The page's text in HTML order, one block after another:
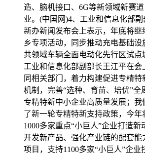
造、脑机接口、6G等新领域新赛
业。(中国网)4、工业和信息化部副
新办新闻发布会上表示，年底将继
乡专项活动，同步推动充电基础
共领域车辆全面电动化先行区试点
工业和信息化部副部长王江平在
同相关部门，着力构建促进专精
机制，完善“选种、育苗、培优”全
专精特新中小企业高质量发展；我
了新一轮专精特新支持政策，今
1000多家重点“小巨人”企业打造新
开发新产品、强化产业链的配套能
项目，支持1100多家“小巨人”企业